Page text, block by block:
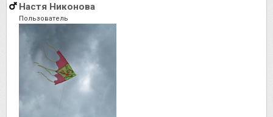
Настя Никонова
Пользователь